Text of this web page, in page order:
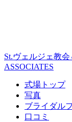
St.ヴェルジェ教
ASSOCIATES
式場トップ
写真
ブライダル
口コミ